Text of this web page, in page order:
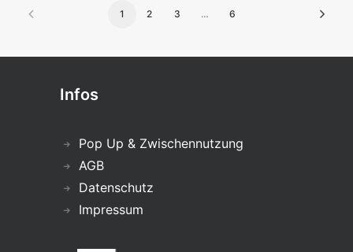
1 2 3 … 6
Infos
Pop Up & Zwischennutzung
AGB
Datenschutz
Impressum